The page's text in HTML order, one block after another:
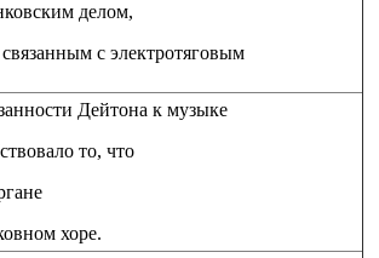
делом,
с электротяговым
Дейтона к музыке
то, что
хоре.